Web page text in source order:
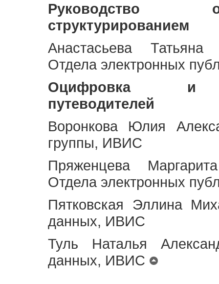
Руководство
структурированием
Анастасьева Татьяна
Отдела электронных
Оцифровка и
путеводителей
Воронкова Юлия
группы, ИВИС
Пряженцева
Отдела электронных
Пятковская Эллина
данных, ИВИС
Туль Наталья
данных, ИВИС